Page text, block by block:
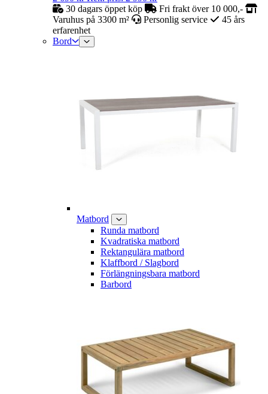
30 dagars öppet köp
Fri frakt över 10 000,-
Varuhus på 3300 m²
Personlig service
45 års
erfarenhet
Bord
Matbord
Runda matbord
Kvadratiska matbord
Rektangulära matbord
Klaffbord / Slagbord
Förlängningsbara matbord
Barbord